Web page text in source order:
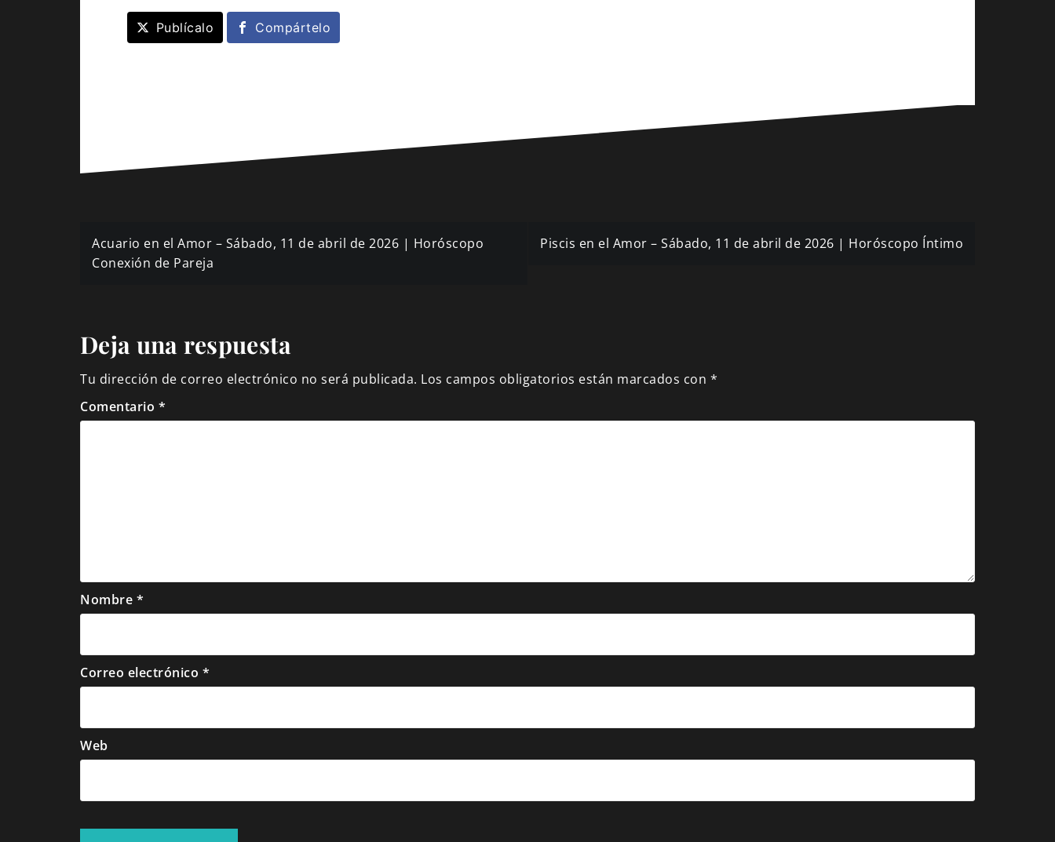
Publícalo Compártelo
Navegación
de
Acuario en el Amor – Sábado, 11 de abril de 2026 | Horóscopo
Conexión de Pareja
Piscis en el Amor – Sábado, 11 de abril de 2026 | Horóscopo Íntimo
Deja una respuesta
Tu dirección de correo electrónico no será publicada. Los campos obligatorios están marcados con *
Comentario *
Nombre *
Correo electrónico *
Web